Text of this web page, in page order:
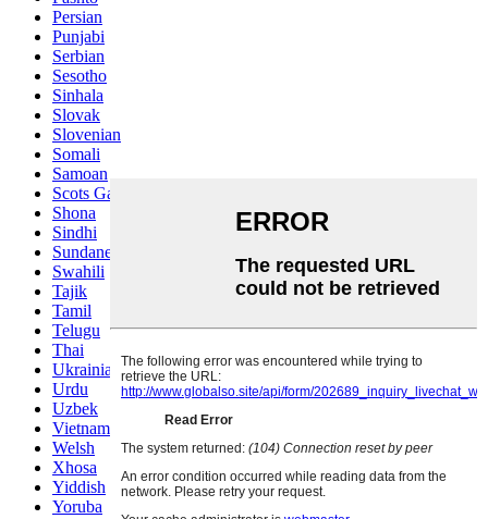
Persian
Punjabi
Serbian
Sesotho
Sinhala
Slovak
Slovenian
Somali
Samoan
Scots Gaelic
Shona
Sindhi
Sundanese
Swahili
Tajik
Tamil
Telugu
Thai
Ukrainian
Urdu
Uzbek
Vietnamese
Welsh
Xhosa
Yiddish
Yoruba